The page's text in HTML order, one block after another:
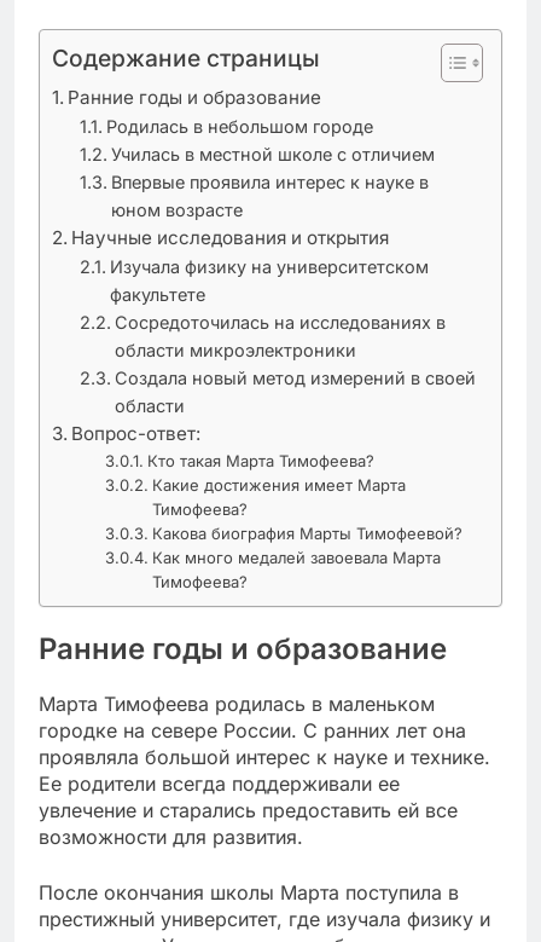
Содержание страницы
Ранние годы и образование
Родилась в небольшом городе
Училась в местной школе с отличием
Впервые проявила интерес к науке в
юном возрасте
Научные исследования и открытия
Изучала физику на университетском
факультете
Сосредоточилась на исследованиях в
области микроэлектроники
Создала новый метод измерений в своей
области
Вопрос-ответ:
Кто такая Марта Тимофеева?
Какие достижения имеет Марта
Тимофеева?
Какова биография Марты Тимофеевой?
Как много медалей завоевала Марта
Тимофеева?
Ранние годы и образование
Марта Тимофеева родилась в маленьком
городке на севере России. С ранних лет она
проявляла большой интерес к науке и технике.
Ее родители всегда поддерживали ее
увлечение и старались предоставить ей все
возможности для развития.
После окончания школы Марта поступила в
престижный университет, где изучала физику и